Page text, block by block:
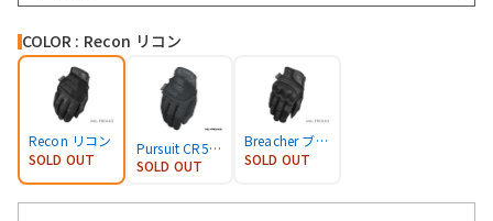
COLOR : Recon リコン
Recon リコン
SOLD OUT
Pursuit CR5 パーシート
SOLD OUT
Breacher ブリーチャー NOMEX
SOLD OUT